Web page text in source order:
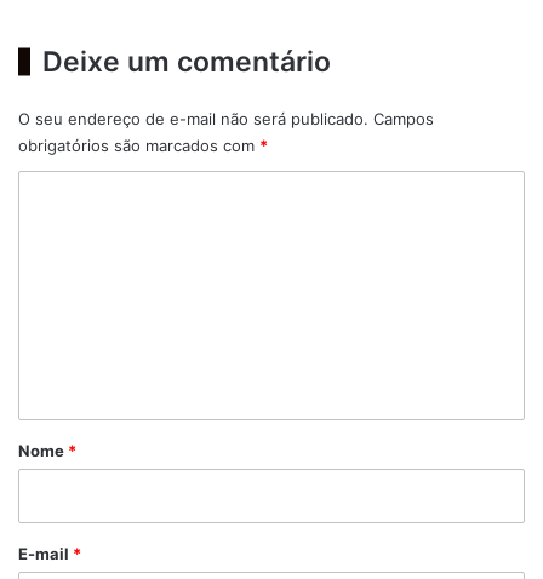
Deixe um comentário
O seu endereço de e-mail não será publicado. Campos
obrigatórios são marcados com *
r
*
Nome *
E-mail *